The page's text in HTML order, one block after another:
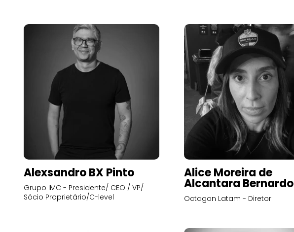
Alexsandro BX Pinto
Grupo IMC - Presidente/ CEO / VP/
Sócio Proprietário/C-level
Alice Moreira de
Alcantara Bernardo
Octagon Latam - Diretor